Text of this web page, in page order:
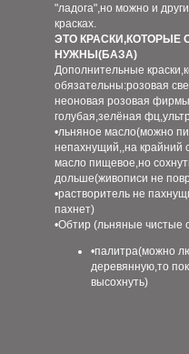
"ладога",но можно и
красках.
ЭТО КРАСКИ,КОТОРЫЕ
НУЖНЫ(БАЗА)
Дополнительные
обязательны:розовая
неоновая розовая
голубая,зелёная
•льняное масло(можно
непахнущий,,на крайний
масло пищевое,но
дольше(живописи не
•растворитель не
пахнет)
•Обтир (льняные чистые
•палитра(можно
деревянную,то
высохнуть)